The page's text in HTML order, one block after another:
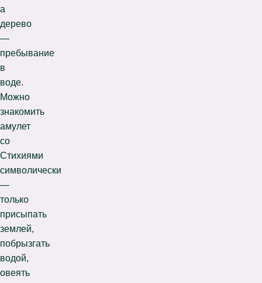
а
дерево
—
пребывание
в
воде.
Можно
знакомить
амулет
со
Стихиями
символически
—
только
присыпать
землей,
побрызгать
водой,
овеять